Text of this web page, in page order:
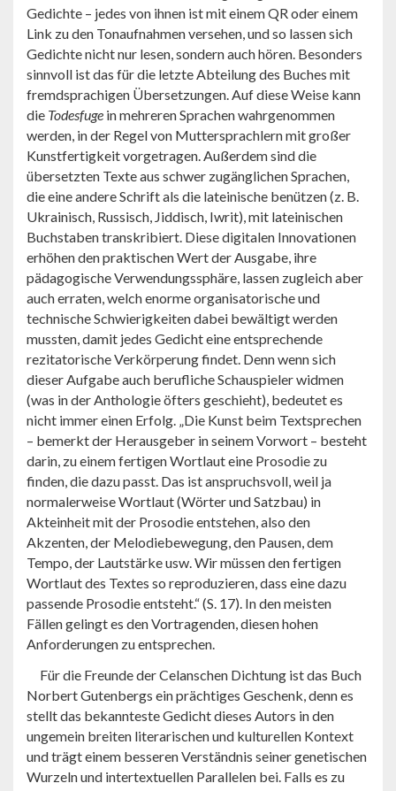
Gedichte – jedes von ihnen ist mit einem QR oder einem
Link zu den Tonaufnahmen versehen, und so lassen sich
Gedichte nicht nur lesen, sondern auch hören. Besonders
sinnvoll ist das für die letzte Abteilung des Buches mit
fremdsprachigen Übersetzungen. Auf diese Weise kann
die Todesfuge in mehreren Sprachen wahrgenommen
werden, in der Regel von Muttersprachlern mit großer
Kunstfertigkeit vorgetragen. Außerdem sind die
übersetzten Texte aus schwer zugänglichen Sprachen,
die eine andere Schrift als die lateinische benützen (z. B.
Ukrainisch, Russisch, Jiddisch, Iwrit), mit lateinischen
Buchstaben transkribiert. Diese digitalen Innovationen
erhöhen den praktischen Wert der Ausgabe, ihre
pädagogische Verwendungssphäre, lassen zugleich aber
auch erraten, welch enorme organisatorische und
technische Schwierigkeiten dabei bewältigt werden
mussten, damit jedes Gedicht eine entsprechende
rezitatorische Verkörperung findet. Denn wenn sich
dieser Aufgabe auch berufliche Schauspieler widmen
(was in der Anthologie öfters geschieht), bedeutet es
nicht immer einen Erfolg. „Die Kunst beim Textsprechen
– bemerkt der Herausgeber in seinem Vorwort – besteht
darin, zu einem fertigen Wortlaut eine Prosodie zu
finden, die dazu passt. Das ist anspruchsvoll, weil ja
normalerweise Wortlaut (Wörter und Satzbau) in
Akteinheit mit der Prosodie entstehen, also den
Akzenten, der Melodiebewegung, den Pausen, dem
Tempo, der Lautstärke usw. Wir müssen den fertigen
Wortlaut des Textes so reproduzieren, dass eine dazu
passende Prosodie entsteht.“ (S. 17). In den meisten
Fällen gelingt es den Vortragenden, diesen hohen
Anforderungen zu entsprechen.
Für die Freunde der Celanschen Dichtung ist das Buch
Norbert Gutenbergs ein prächtiges Geschenk, denn es
stellt das bekannteste Gedicht dieses Autors in den
ungemein breiten literarischen und kulturellen Kontext
und trägt einem besseren Verständnis seiner genetischen
Wurzeln und intertextuellen Parallelen bei. Falls es zu